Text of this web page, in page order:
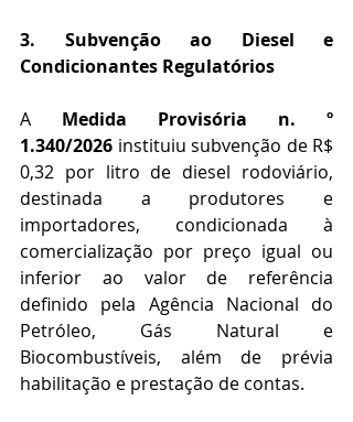
3. Subvenção ao Diesel e
Condicionantes Regulatórios
A Medida Provisória n. º
1.340/2026 instituiu subvenção de R$
0,32 por litro de diesel rodoviário,
destinada a produtores e
importadores, condicionada à
comercialização por preço igual ou
inferior ao valor de referência
definido pela Agência Nacional do
Petróleo, Gás Natural e
Biocombustíveis, além de prévia
habilitação e prestação de contas.